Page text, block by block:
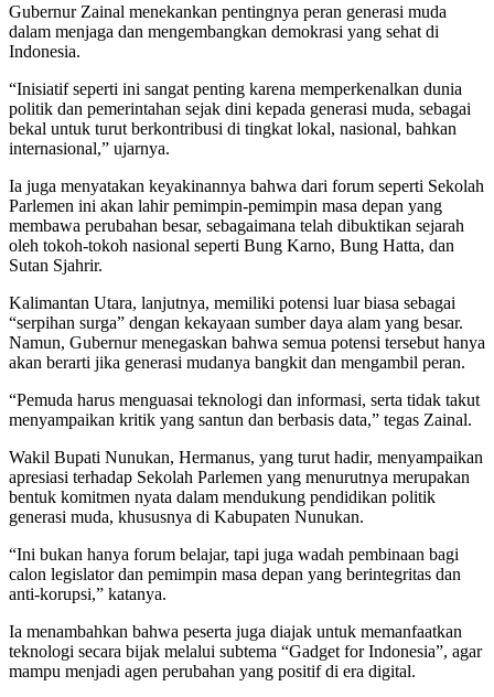
Gubernur Zainal menekankan pentingnya peran generasi muda
dalam menjaga dan mengembangkan demokrasi yang sehat di
Indonesia.
“Inisiatif seperti ini sangat penting karena memperkenalkan dunia
politik dan pemerintahan sejak dini kepada generasi muda, sebagai
bekal untuk turut berkontribusi di tingkat lokal, nasional, bahkan
internasional,” ujarnya.
Ia juga menyatakan keyakinannya bahwa dari forum seperti Sekolah
Parlemen ini akan lahir pemimpin-pemimpin masa depan yang
membawa perubahan besar, sebagaimana telah dibuktikan sejarah
oleh tokoh-tokoh nasional seperti Bung Karno, Bung Hatta, dan
Sutan Sjahrir.
Kalimantan Utara, lanjutnya, memiliki potensi luar biasa sebagai
“serpihan surga” dengan kekayaan sumber daya alam yang besar.
Namun, Gubernur menegaskan bahwa semua potensi tersebut hanya
akan berarti jika generasi mudanya bangkit dan mengambil peran.
“Pemuda harus menguasai teknologi dan informasi, serta tidak takut
menyampaikan kritik yang santun dan berbasis data,” tegas Zainal.
Wakil Bupati Nunukan, Hermanus, yang turut hadir, menyampaikan
apresiasi terhadap Sekolah Parlemen yang menurutnya merupakan
bentuk komitmen nyata dalam mendukung pendidikan politik
generasi muda, khususnya di Kabupaten Nunukan.
“Ini bukan hanya forum belajar, tapi juga wadah pembinaan bagi
calon legislator dan pemimpin masa depan yang berintegritas dan
anti-korupsi,” katanya.
Ia menambahkan bahwa peserta juga diajak untuk memanfaatkan
teknologi secara bijak melalui subtema “Gadget for Indonesia”, agar
mampu menjadi agen perubahan yang positif di era digital.